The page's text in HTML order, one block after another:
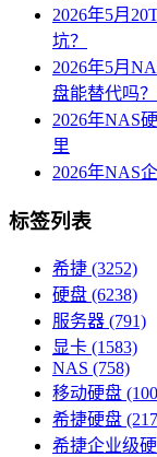
2026年5月
坑？
2026年5月
盘能替代吗？
2026年NAS
里
2026年NAS
标签列表
希捷 (3252)
硬盘 (6238)
服务器 (791)
显卡 (1583)
NAS (758)
移动硬盘
希捷硬盘
希捷企业级